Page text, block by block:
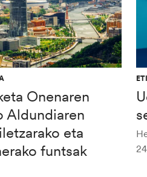
Onenaren
Aldundiaren
eta
funtsak